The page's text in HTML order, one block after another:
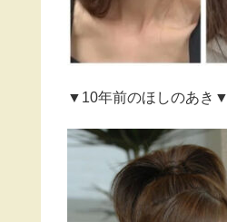
▼10年前のほしのあき▼